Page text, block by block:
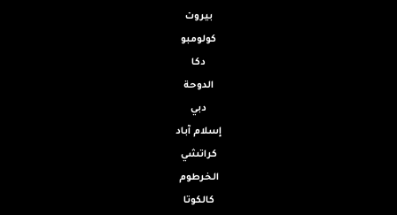
بيروت
كولومبو
دكا
الدوحة
دبي
إسلام آباد
كراتشي
الخرطوم
كالكوتا